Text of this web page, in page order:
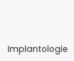
Implantologie